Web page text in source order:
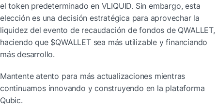
el token predeterminado en VLIQUID. Sin embargo, esta
elección es una decisión estratégica para aprovechar la
liquidez del evento de recaudación de fondos de QWALLET,
haciendo que $QWALLET sea más utilizable y financiando
más desarrollo.
Mantente atento para más actualizaciones mientras
continuamos innovando y construyendo en la plataforma
Qubic.